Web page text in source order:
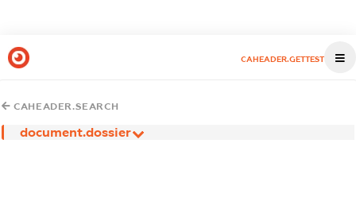
CAHEADER.GETTEST
CAHEADER.SEARCH
document.dossier